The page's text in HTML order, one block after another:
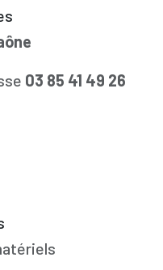
03 85 41 49 26